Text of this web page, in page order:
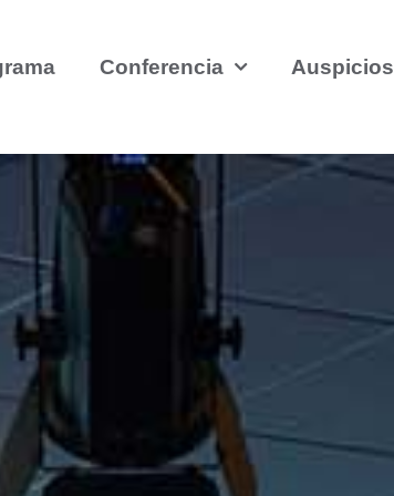
Conferencia Auspicios